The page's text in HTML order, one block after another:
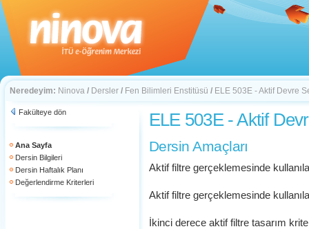
Neredeyim: Ninova / Dersler / Fen Bilimleri Enstitüsü / ELE 503E - Aktif Devre
Fakülteye dön
Ana Sayfa
Dersin Bilgileri
Dersin Haftalık Planı
Değerlendirme Kriterleri
ELE 503E - Aktif
Dersin Amaçları
Aktif filtre gerçeklemesinde
Aktif filtre gerçeklemesinde
İkinci derece aktif filtre tasarım